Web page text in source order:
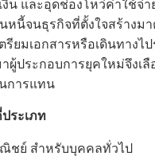
งิน และอุดช่องโหว่ค่าใช้จ่า
นหนี้จนธุรกิจที่ตั้งใจสร้างม
รียมเอกสารหรือเดินทางไ
ผู้ประกอบการยุคใหม่จึงเลื
การแทน
ระเภท
ณิชย์ สำหรับบุคคลทั่วไป